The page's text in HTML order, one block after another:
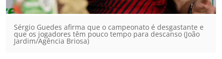
Sérgio Guedes afirma que o campeonato é desgastante e
que os jogadores têm pouco tempo para descanso (João
Jardim/Agência Briosa)